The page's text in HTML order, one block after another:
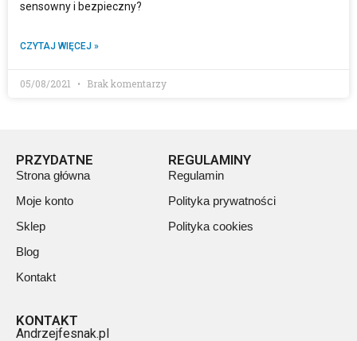
sensowny i bezpieczny?
CZYTAJ WIĘCEJ »
05/08/2021 Brak komentarzy
PRZYDATNE
Strona główna
Moje konto
Sklep
Blog
Kontakt
REGULAMINY
Regulamin
Polityka prywatności
Polityka cookies
KONTAKT
Andrzejfesnak.pl